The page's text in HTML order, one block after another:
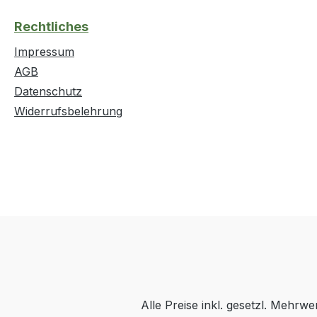
Rechtliches
Impressum
AGB
Datenschutz
Widerrufsbelehrung
Alle Preise inkl. gesetzl.